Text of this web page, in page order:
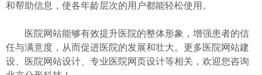
和帮助信息，使各年龄层次的用户都能轻松使用。
医院网站能够有效提升医院的整体形象，增强患者的信
任与满意度，从而促进医院的发展和壮大。更多医院网站建
设、医院网站设计、专业医院网页设计等相关，欢迎您咨询